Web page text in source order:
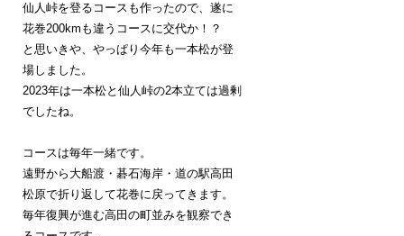
仙人峠を登るコースも作ったので、遂に
花巻200kmも違うコースに交代か！？
と思いきや、やっぱり今年も一本松が登
場しました。
2023年は一本松と仙人峠の2本立ては過剰
でしたね。
コースは毎年一緒です。
遠野から大船渡・碁石海岸・道の駅高田
松原で折り返して花巻に戻ってきます。
毎年復興が進む高田の町並みを観察でき